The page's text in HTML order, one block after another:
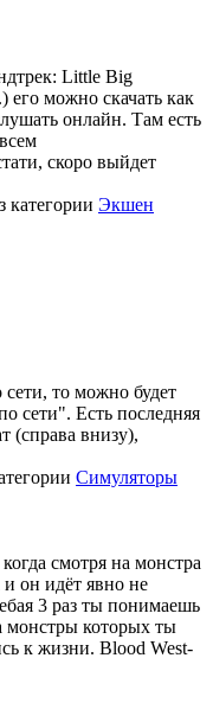
Little Big
его можно скачать как
онлайн. Там есть
скоро выйдет
категории Экшен
то можно будет
сети". Есть последняя
(справа внизу),
Симуляторы
смотря на монстра
он идёт явно не
3 раз ты понимаешь
монстры которых ты
к жизни. Blood West-